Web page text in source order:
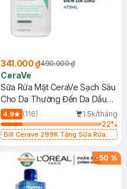
341.000 ₫490.000 ₫
CeraVe
Sữa Rửa Mặt CeraVe Sạch Sâu
Cho Da Thường Đến Da Dầu
473ml
4.9 (116)
1.5k/tháng
22%
Bill Cerave 299K Tặng Sữa Rửa
-50 %